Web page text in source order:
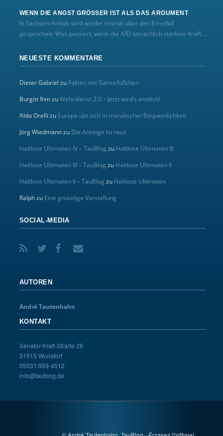
WENN DIE ANGST GRÖSSER IST ALS DAS ARGUMENT
In Sachsen-Anhalt wird wieder einmal über den Ernstfall
gesprochen: Was passiert, wenn die AfD tatsächlich stärkste Kraft...
NEUESTE KOMMENTARE
Dieter Gabriel zu Fakten mit Gänsefüßchen
Burgitt IhmzuWehrdienst 2.0 – Jetzt wird’s amtlich!
Aldo Orelli zu Europa übt sich in moralischer Bequemlichkeit
Jörg Wiedmannzu Die Anzeige ist raus
Haltlose Ultimaten IV – TauBlog zu Haltlose Ultimaten III
Haltlose Ultimaten III – TauBlog zu Haltlose Ultimaten II
Haltlose Ultimaten II – TauBlog zu Haltlose Ultimaten
Ralphzu Eine gruselige Vorstellung
SOCIAL-MEDIA
AUTOREN
André Tautenhahn
KONTAKT
Senator-Kraft-Straße 26
31515 Wunstorf
05031/959-4512
info@taublog.de